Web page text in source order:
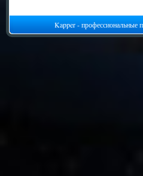
Kapper - профессиональные